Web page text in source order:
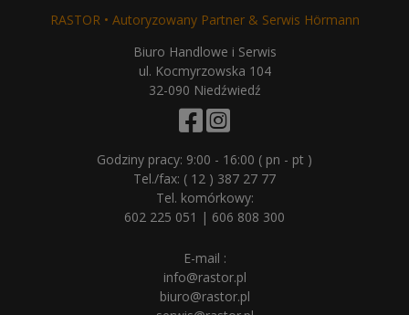
RASTOR • Autoryzowany Partner & Serwis Hörmann
Biuro Handlowe i Serwis
ul. Kocmyrzowska 104
32-090 Niedźwiedź
Godziny pracy: 9:00 - 16:00 ( pn - pt )
Tel./fax: ( 12 ) 387 27 77
Tel. komórkowy:
602 225 051 | 606 808 300
E-mail :
info@rastor.pl
biuro@rastor.pl